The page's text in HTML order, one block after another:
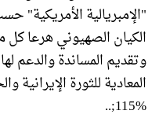
"الإمبريالية
الكيان الصهيوني هرعا
وتقديم المساندة والدعم
115%;..